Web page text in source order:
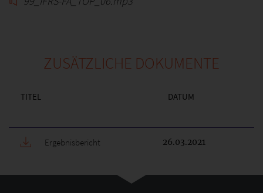
ZUSÄTZLICHE DOKUMENTE
TITEL DATUM
Ergebnisbericht 26.03.2021